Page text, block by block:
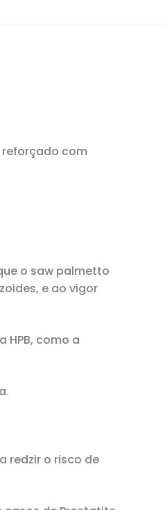
com
o saw palmetto
e ao vigor
como a
redzir o risco de